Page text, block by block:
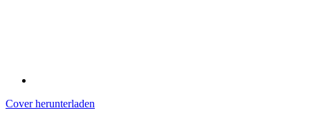
Cover herunterladen